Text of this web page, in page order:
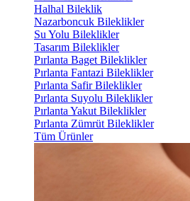
Halhal Bileklik
Nazarboncuk Bileklikler
Su Yolu Bileklikler
Tasarım Bileklikler
Pırlanta Baget Bileklikler
Pırlanta Fantazi Bileklikler
Pırlanta Safir Bileklikler
Pırlanta Suyolu Bileklikler
Pırlanta Yakut Bileklikler
Pırlanta Zümrüt Bileklikler
Tüm Ürünler